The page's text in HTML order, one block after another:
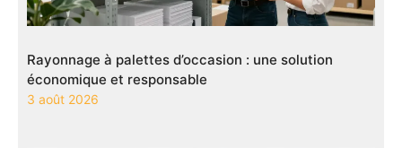
Rayonnage à palettes d’occasion : une solution
économique et responsable
3 août 2026